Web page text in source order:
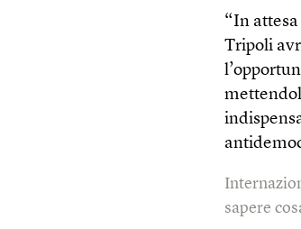
“In
Tripoli
sapere